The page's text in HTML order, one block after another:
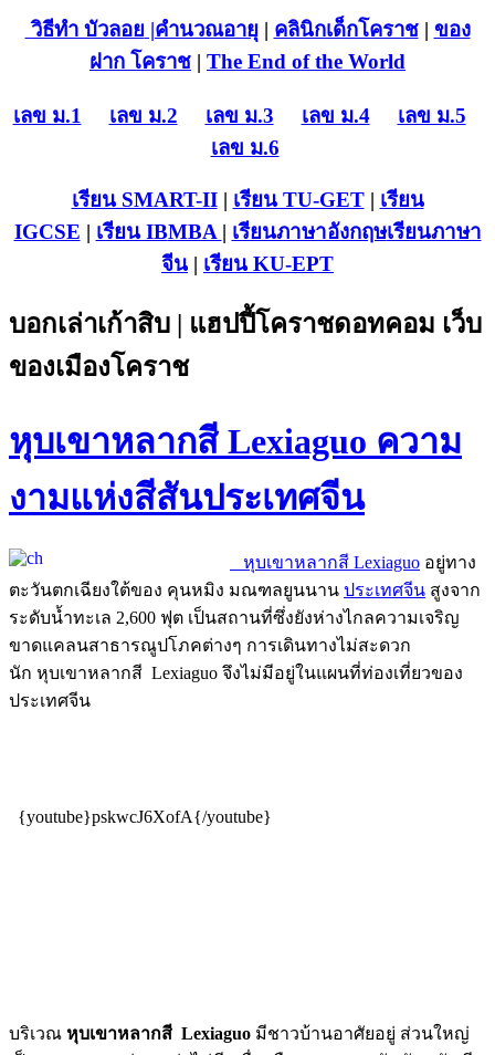
วิธีทำ บัวลอย |คำนวณอายุ | คลินิกเด็กโคราช| ของ
ฝาก โคราช | The End of the World
เลข ม.1 เลข ม.2 เลข ม.3 เลข ม.4
เลข ม.5
เลข ม.6
เรียน SMART-II| เรียน TU-GET| เรียน
IGCSE | เรียน IBMBA | เรียนภาษาอังกฤษเรียนภาษา
จีน | เรียน KU-EPT
บอกเล่าเก้าสิบ | แฮปปี้โคราชดอทคอม เว็บ
ของเมืองโคราช
หุบเขาหลากสี Lexiaguo ความ
งามแห่งสีสันประเทศจีน
หุบเขาหลากสี Lexiaguo อยู่ทาง
ตะวันตกเฉียงใต้ของ คุนหมิง มณฑลยูนนาน ประเทศจีน สูงจาก
ระดับน้ำทะเล 2,600 ฟุต เป็นสถานที่ซึ่งยังห่างไกลความเจริญ
ขาดแคลนสาธารณูปโภคต่างๆ การเดินทางไม่สะดวก
นัก หุบเขาหลากสี Lexiaguo จึงไม่มีอยู่ในแผนที่ท่องเที่ยวของ
ประเทศจีน
{youtube}pskwcJ6XofA{/youtube}
บริเวณ หุบเขาหลากสี Lexiaguo มีชาวบ้านอาศัยอยู่ ส่วนใหญ่